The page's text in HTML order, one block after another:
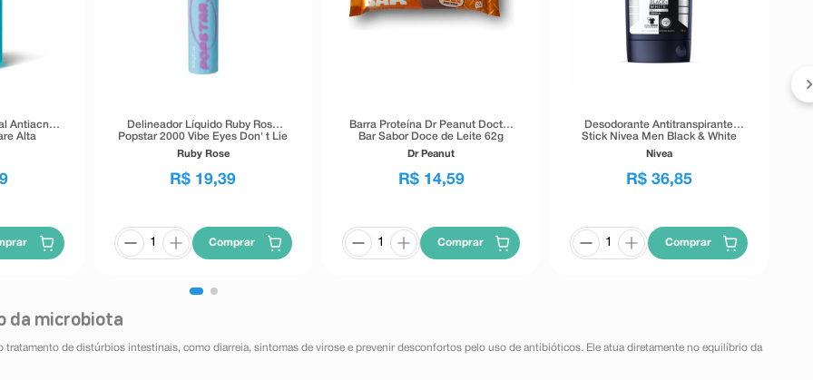
Antiacne
Alta
Delineador Líquido Ruby Rose
Popstar 2000 Vibe Eyes Don' t Lie
Preto 5,5g
Ruby Rose
R$ 19,39
Comprar
Barra Proteína Dr Peanut Doctor
Bar Sabor Doce de Leite 62g
Dr Peanut
R$ 14,59
Comprar
Desodorante Antitranspirante
Stick Nivea Men Black & White
Invisible 72h 54g
Nivea
R$ 36,85
Comprar
da microbiota
de distúrbios intestinais, como diarreia, sintomas de virose e prevenir desconfortos pelo uso de antibióticos. Ele atua diretamente no equilíbrio da